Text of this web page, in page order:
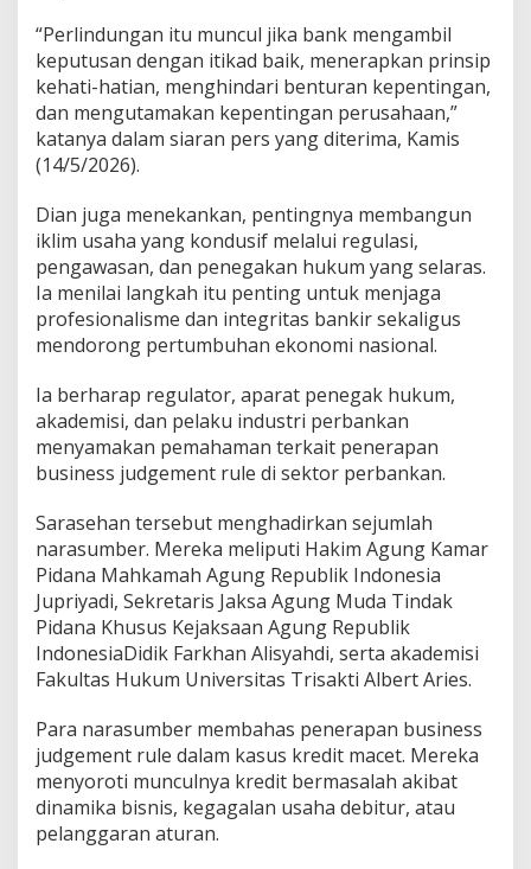
e
l
a
k
I
u
s
r
“Perlindungan itu muncul jika bank mengambil
keputusan dengan itikad baik, menerapkan prinsip
kehati-hatian, menghindari benturan kepentingan,
dan mengutamakan kepentingan perusahaan,”
katanya dalam siaran pers yang diterima, Kamis
(14/5/2026).
Dian juga menekankan, pentingnya membangun
iklim usaha yang kondusif melalui regulasi,
pengawasan, dan penegakan hukum yang selaras.
Ia menilai langkah itu penting untuk menjaga
profesionalisme dan integritas bankir sekaligus
mendorong pertumbuhan ekonomi nasional.
Ia berharap regulator, aparat penegak hukum,
akademisi, dan pelaku industri perbankan
menyamakan pemahaman terkait penerapan
business judgement rule di sektor perbankan.
Sarasehan tersebut menghadirkan sejumlah
narasumber. Mereka meliputi Hakim Agung Kamar
Pidana Mahkamah Agung Republik Indonesia
Jupriyadi, Sekretaris Jaksa Agung Muda Tindak
Pidana Khusus Kejaksaan Agung Republik
IndonesiaDidik Farkhan Alisyahdi, serta akademisi
Fakultas Hukum Universitas Trisakti Albert Aries.
Para narasumber membahas penerapan business
judgement rule dalam kasus kredit macet. Mereka
menyoroti munculnya kredit bermasalah akibat
dinamika bisnis, kegagalan usaha debitur, atau
pelanggaran aturan.